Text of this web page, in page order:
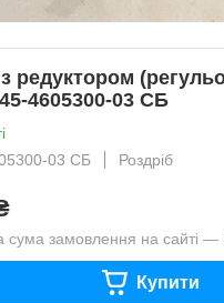
редуктором
4605300-03 СБ
03 СБ
Роздріб
сума замовлення на сайті —
Купити